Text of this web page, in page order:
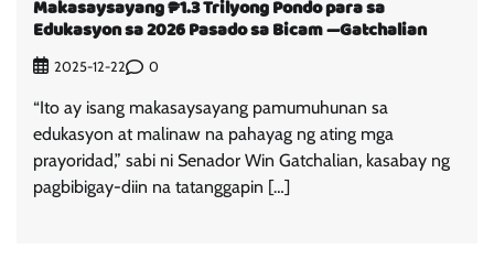
Makasaysayang ₱1.3 Trilyong Pondo para sa
Edukasyon sa 2026 Pasado sa Bicam —Gatchalian
2025-12-22 0
“Ito ay isang makasaysayang pamumuhunan sa
edukasyon at malinaw na pahayag ng ating mga
prayoridad,” sabi ni Senador Win Gatchalian, kasabay ng
pagbibigay-diin na tatanggapin […]